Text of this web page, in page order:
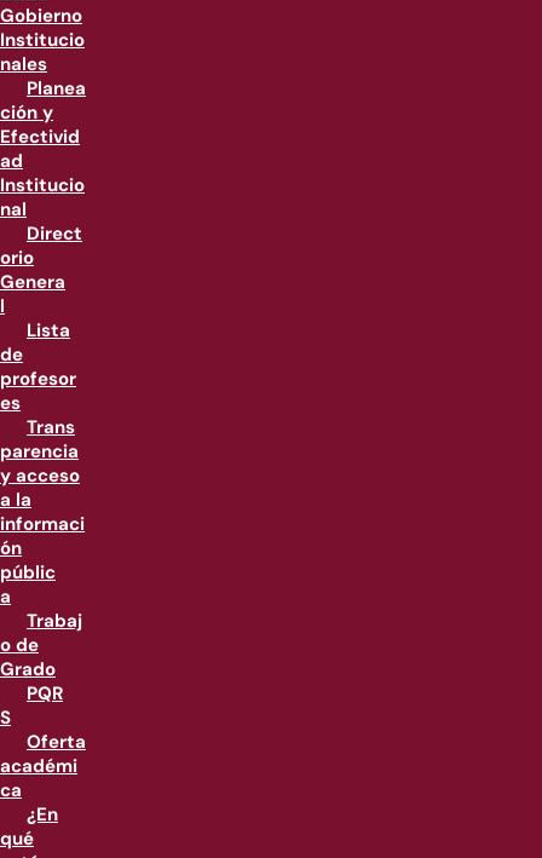
Gobierno
Institucio
nales
Planea
ción y
Efectivid
ad
Institucio
nal
Direct
orio
Genera
l
Lista
de
profesor
es
Trans
parencia
y acceso
a la
informaci
ón
públic
a
Trabaj
o de
Grado
PQR
S
Oferta
académi
ca
¿En
qué